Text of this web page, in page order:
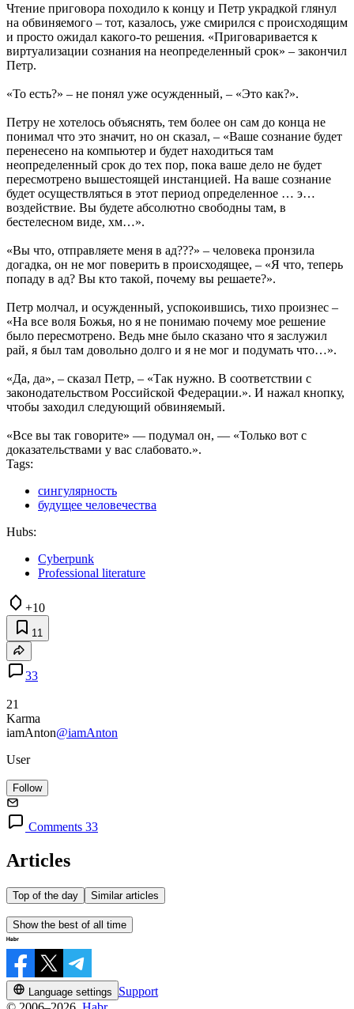
Чтение приговора походило к концу и Петр украдкой глянул
на обвиняемого – тот, казалось, уже смирился с происходящим
и просто ожидал какого-то решения. «Приговаривается к
виртуализации сознания на неопределенный срок» – закончил
Петр.
«То есть?» – не понял уже осужденный, – «Это как?».
Петру не хотелось объяснять, тем более он сам до конца не
понимал что это значит, но он сказал, – «Ваше сознание будет
перенесено на компьютер и будет находиться там
неопределенный срок до тех пор, пока ваше дело не будет
пересмотрено вышестоящей инстанцией. На ваше сознание
будет осуществляться в этот период определенное … э…
воздействие. Вы будете абсолютно свободны там, в
бестелесном виде, хм…».
«Вы что, отправляете меня в ад???» – человека пронзила
догадка, он не мог поверить в происходящее, – «Я что, теперь
попаду в ад? Вы кто такой, почему вы решаете?».
Петр молчал, и осужденный, успокоившись, тихо произнес –
«На все воля Божья, но я не понимаю почему мое решение
было пересмотрено. Ведь мне было сказано что я заслужил
рай, я был там довольно долго и я не мог и подумать что…».
«Да, да», – сказал Петр, – «Так нужно. В соответствии с
законодательством Российской Федерации.». И нажал кнопку,
чтобы заходил следующий обвиняемый.
«Все вы так говорите» — подумал он, — «Только вот с
доказательствами у вас слабовато.».
Tags:
сингулярность
будущее человечества
Hubs:
Cyberpunk
Professional literature
+10
11
33
21
Karma
iamAnton@iamAnton
User
Follow
Comments 33
Articles
Top of the day Similar articles
Show the best of all time
Language settings
Support